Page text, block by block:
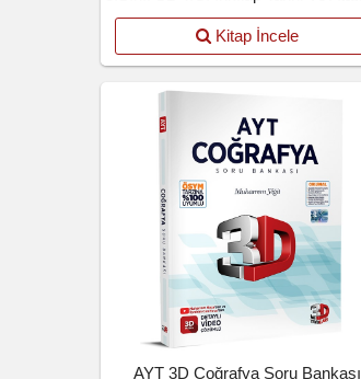
Kitap İncele
AYT 3D Coğrafya Soru Bankası